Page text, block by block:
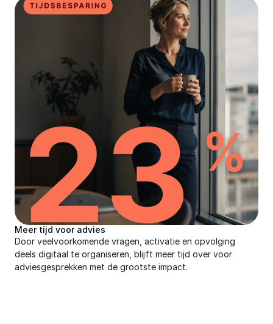
Meer tijd voor advies
Door veelvoorkomende vragen, activatie en opvolging
deels digitaal te organiseren, blijft meer tijd over voor
adviesgesprekken met de grootste impact.